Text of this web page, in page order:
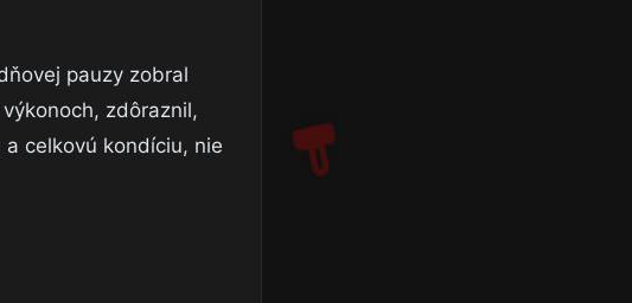
pauzy zobral
zdôraznil,
celkovú kondíciu, nie